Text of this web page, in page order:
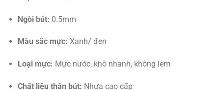
Ngòi bút: 0.5mm
Màu sắc mực: Xanh/ đen
Loại mực: Mực nước, khô nhanh, không lem
Chất liệu thân bút: Nhựa cao cấp